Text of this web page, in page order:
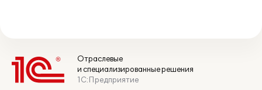
Отраслевые
и специализированные решения
1С:Предприятие